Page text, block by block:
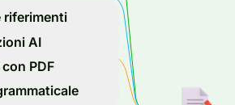
riferimenti
AI
PDF